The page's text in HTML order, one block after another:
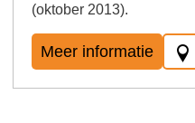
(oktober 2013).
Meer informatie